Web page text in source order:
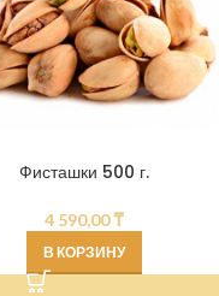
Фисташки 500 г.
4 590,00₸
В КОРЗИНУ